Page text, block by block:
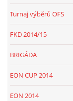
Turnaj výběrů OFS
FKD 2014/15
BRIGÁDA
EON CUP 2014
EON 2014